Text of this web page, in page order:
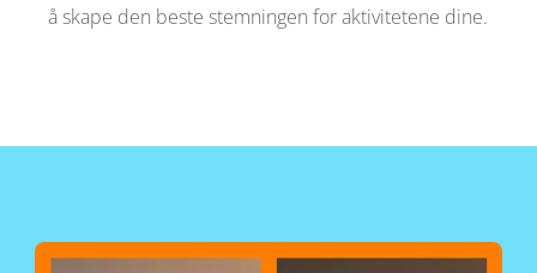
å skape den beste stemningen for aktivitetene dine.